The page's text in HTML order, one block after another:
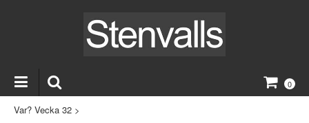
0
Var? Vecka 32 >